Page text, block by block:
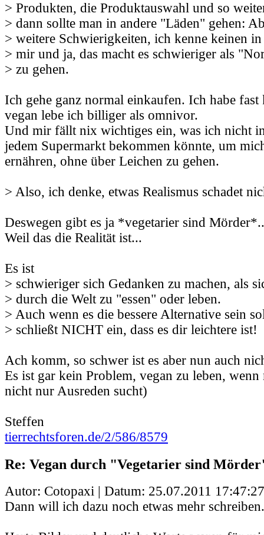
> Produkten, die Produktauswahl und so
> dann sollte man in andere "Läden" gehen:
> weitere Schwierigkeiten, ich kenne keinen
> mir und ja, das macht es schwieriger als
> zu gehen.
Ich gehe ganz normal einkaufen. Ich habe
vegan lebe ich billiger als omnivor.
Und mir fällt nix wichtiges ein, was ich nicht
jedem Supermarkt bekommen könnte, um
ernähren, ohne über Leichen zu gehen.
> Also, ich denke, etwas Realismus schadet
Deswegen gibt es ja *vegetarier sind
Weil das die Realität ist...
Es ist
> schwieriger sich Gedanken zu machen, als
> durch die Welt zu "essen" oder leben.
> Auch wenn es die bessere Alternative sein
> schließt NICHT ein, dass es dir leichtere ist!
Ach komm, so schwer ist es aber nun auch
Es ist gar kein Problem, vegan zu leben,
nicht nur Ausreden sucht)
Steffen
tierrechtsforen.de/2/586/8579
Re: Vegan durch "Vegetarier sind
Autor: Cotopaxi | Datum: 25.07.2011 17:47:27
Dann will ich dazu noch etwas mehr